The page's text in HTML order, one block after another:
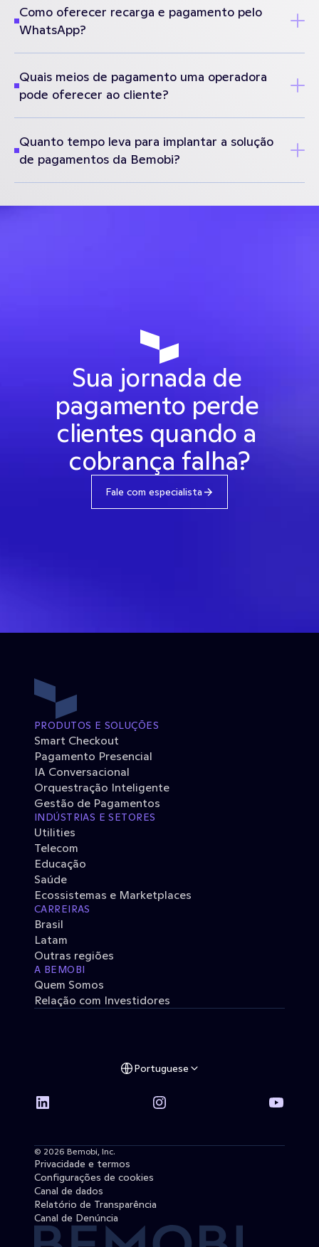
Como oferecer recarga e pagamento pelo
WhatsApp?
Quais meios de pagamento uma operadora
pode oferecer ao cliente?
Quanto tempo leva para implantar a solução
de pagamentos da Bemobi?
Sua jornada de
pagamento perde
clientes quando a
cobrança falha?
Fale com especialista
PRODUTOS E SOLUÇÕES
Smart Checkout
Pagamento Presencial
IA Conversacional
Orquestração Inteligente
Gestão de Pagamentos
INDÚSTRIAS E SETORES
Utilities
Telecom
Educação
Saúde
Ecossistemas e Marketplaces
CARREIRAS
Brasil
Latam
Outras regiões
A BEMOBI
Quem Somos
Relação com Investidores
Portuguese
© 2026 Bemobi, Inc.
Privacidade e termos
Configurações de cookies
Canal de dados
Relatório de Transparência
Canal de Denúncia